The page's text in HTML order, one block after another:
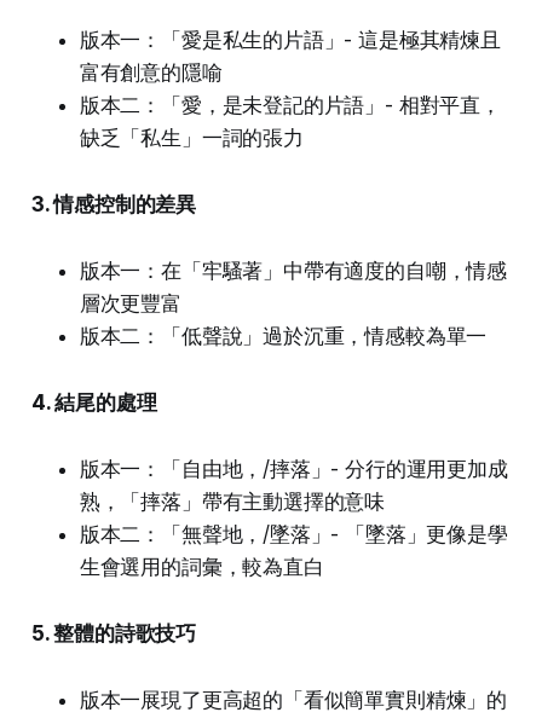
版本一：「愛是私生的片語」- 這是極其精煉且
富有創意的隱喻
版本二：「愛，是未登記的片語」- 相對平直，
缺乏「私生」一詞的張力
3. 情感控制的差異
版本一：在「牢騷著」中帶有適度的自嘲，情感
層次更豐富
版本二：「低聲說」過於沉重，情感較為單一
4. 結尾的處理
版本一：「自由地，/摔落」- 分行的運用更加成
熟，「摔落」帶有主動選擇的意味
版本二：「無聲地，/墜落」- 「墜落」更像是學
生會選用的詞彙，較為直白
5. 整體的詩歌技巧
版本一展現了更高超的「看似簡單實則精煉」的